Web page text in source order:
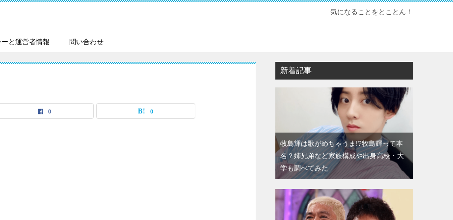
気になることをとことん！
と運営者情報 問い合わせ
0 0
新着記事
牧島輝は歌がめちゃうま!?牧島輝って本
名？姉兄弟など家族構成や出身高校・大
学も調べてみた